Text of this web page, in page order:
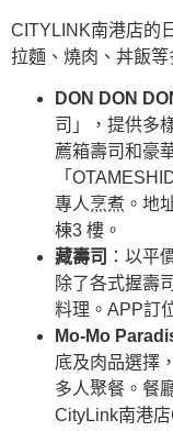
CITYLINK南港店的
拉麵、燒肉、丼飯等
DON DON
司」，提供多
薦箱壽司和豪
「
專人烹煮。地
棟3 樓。
藏壽司 ：以平
除了各式握壽
料理。APP訂
Mo-Mo
底及肉品選擇
多人聚餐。餐
CityLink南港店